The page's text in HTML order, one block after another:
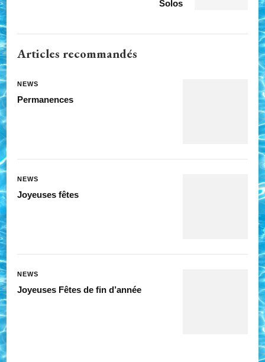
Solos
Articles recommandés
NEWS
Permanences
NEWS
Joyeuses fêtes
NEWS
Joyeuses Fêtes de fin d’année